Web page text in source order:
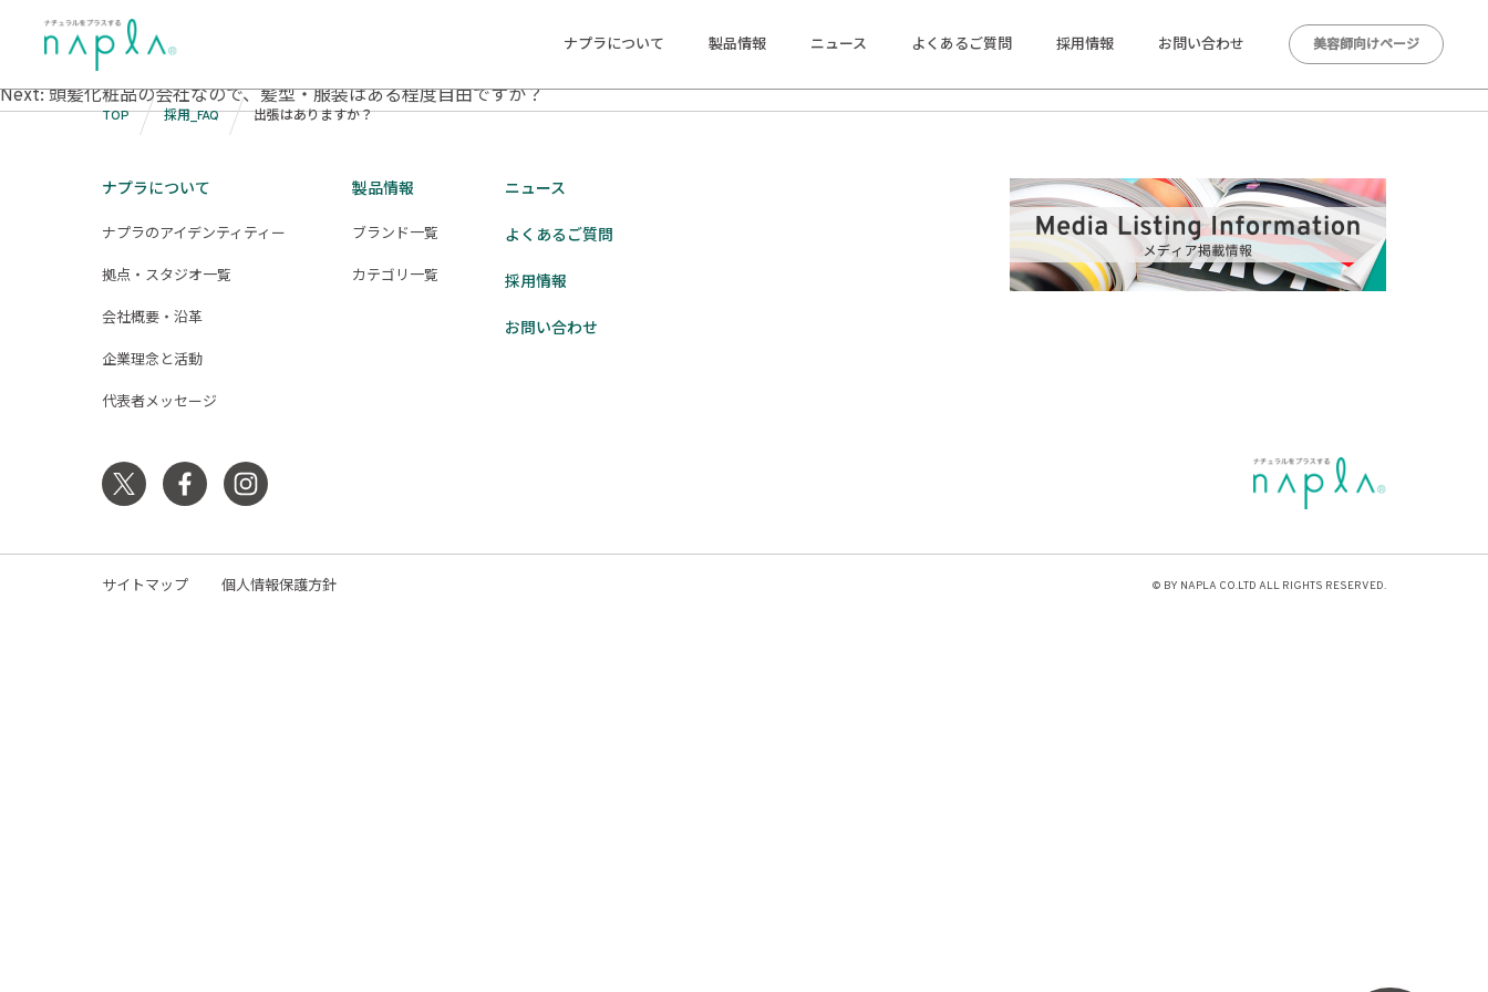
ナプラについて 製品情報 ニュース よくあるご質問 採用情報 お問い合わせ 美容師向けページ
出張はありますか？
稿
残業や休日出勤はありますか？
Next: 頭髪化粧品の会社なので、髪型・服装はある程度自由ですか？
TOP 採用_FAQ 出張はありますか？
ナプラについて
ナプラのアイデンティティー
拠点・スタジオ一覧
会社概要・沿革
企業理念と活動
代表者メッセージ
製品情報
ブランド一覧
カテゴリ一覧
ニュース
よくあるご質問
採用情報
お問い合わせ
サイトマップ 個人情報保護方針 © BY NAPLA CO.LTD ALL RIGHTS RESERVED.